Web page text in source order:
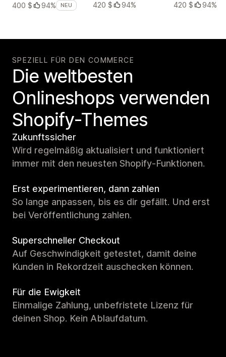
400 $
94% NEU
420 $
94%
420 $
94%
SPEZIELL FÜR DEN COMMERCE
Die weltbesten
Onlineshops verwenden
Shopify-Themes
Zukunftssicher
Wird regelmäßig aktualisiert und funktioniert
immer mit den neuesten Shopify-Funktionen.
Erst experimentieren, dann zahlen
So lange anpassen, bis es dir gefällt. Und erst
bei Veröffentlichung zahlen.
Superschneller Checkout
Auf Geschwindigkeit getestet, damit deine
Kunden in Rekordzeit auschecken können.
Für die Ewigkeit
Einmalige Zahlung, unbefristete Lizenz für
deinen Shop. Kein Ablaufdatum.